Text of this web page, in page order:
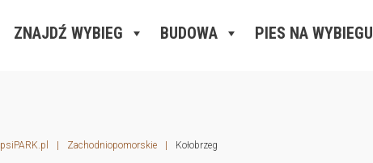
ZNAJDŹ WYBIEG BUDOWA PIES NA WYBIEGU
psiPARK.pl Zachodniopomorskie Kołobrzeg